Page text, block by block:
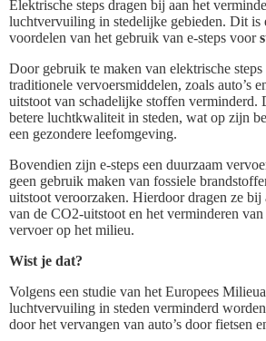
Elektrische steps dragen bij aan het
luchtvervuiling in stedelijke gebieden. Dit is
voordelen van het gebruik van e-steps voor
Door gebruik te maken van elektrische steps
traditionele vervoersmiddelen, zoals auto’s
uitstoot van schadelijke stoffen verminderd.
betere luchtkwaliteit in steden, wat op zijn
een gezondere leefomgeving.
Bovendien zijn e-steps een duurzaam
geen gebruik maken van fossiele
uitstoot veroorzaken. Hierdoor dragen ze bij
van de CO2-uitstoot en het verminderen
vervoer op het milieu.
Wist je dat?
Volgens een studie van het Europees
luchtvervuiling in steden verminderd
door het vervangen van auto’s door fietsen